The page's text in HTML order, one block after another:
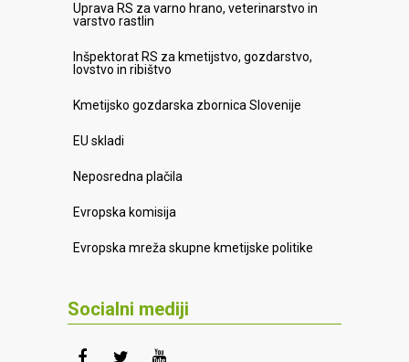
Uprava RS za varno hrano, veterinarstvo in
varstvo rastlin
Inšpektorat RS za kmetijstvo, gozdarstvo,
lovstvo in ribištvo
Kmetijsko gozdarska zbornica Slovenije
EU skladi
Neposredna plačila
Evropska komisija
Evropska mreža skupne kmetijske politike
Socialni mediji